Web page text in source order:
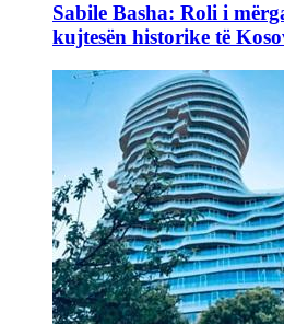
Sabile Basha: Roli i
kujtesën historike të